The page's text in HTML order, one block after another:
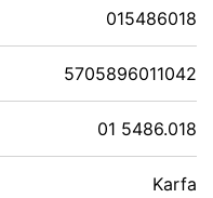
015486018
5705896011042
01 5486.018
Karfa